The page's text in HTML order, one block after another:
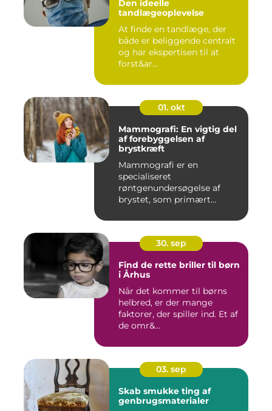
Den ideelle
tandlægeoplevelse
At finde en tandlæge, der
både er beliggende centralt
og har ekspertisen til at
forst&ar...
01. okt
Mammografi: En vigtig del
af forebyggelsen af
brystkræft
Mammografi er en
specialiseret
røntgenundersøgelse af
brystet, som primært
30. sep
Find de rette briller til børn
i Århus
Når det kommer til børns
helbred, er der mange
faktorer, der spiller ind. Et af
de omr&...
03. sep
Skab smukke ting af
genbrugsmaterialer